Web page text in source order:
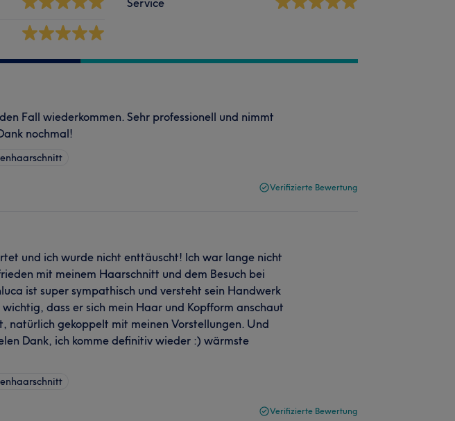
Fall wiederkommen. Sehr professionell und nimmt
nochmal!
Verifizierte Bewertung
und ich wurde nicht enttäuscht! Ich war lange nicht
mit meinem Haarschnitt und dem Besuch bei
ist super sympathisch und versteht sein Handwerk
dass er sich mein Haar und Kopfform anschaut
natürlich gekoppelt mit meinen Vorstellungen. Und
Dank, ich komme definitiv wieder :) wärmste
Verifizierte Bewertung